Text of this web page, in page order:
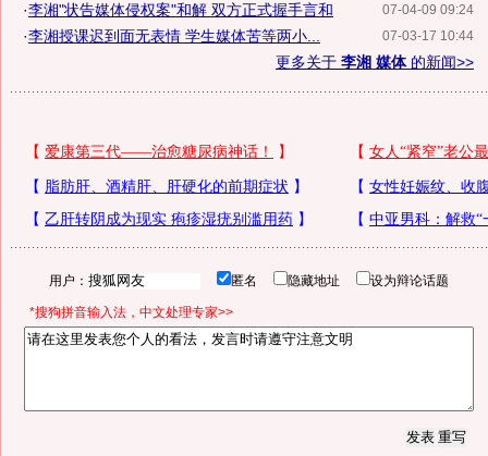
07-04-09 09:24
·李湘"状告媒体侵权案"和解 双方正式握手言和
07-03-17 10:44
·李湘授课迟到面无表情 学生媒体苦等两小...
更多关于 李湘 媒体的新闻>>
用户： 匿名 隐藏地址 设为辩论话题
*搜狗拼音输入法，中文处理专家>>